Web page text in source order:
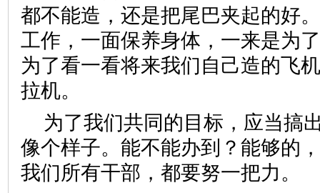
都不能造，还是把尾巴夹起的好
工作，一面保养身体，一来是为
为了看一看将来我们自己造的飞
拉机。
为了我们共同的目标，应当搞
像个样子。能不能办到？能够的
我们所有干部，都要努一把力。